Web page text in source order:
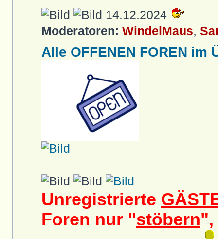
14.12.2024
Moderatoren: WindelMaus,
Alle OFFENEN FOREN im
Unregistrierte
Foren nur "stöbern",